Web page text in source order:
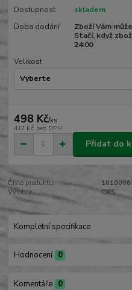
Dostupnost
skladem
Doba dodání
Zboží Vám
Stačí, když
24:00
Velikost
498 Kč/ks
412 Kč bez DPH
Přidat do
Číslo produktu:
Výrobce:
CXS
Kompletní specifikace
Hodnocení 0
Komentáře 0